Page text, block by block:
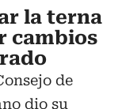
la terna
cambios
de
dio su